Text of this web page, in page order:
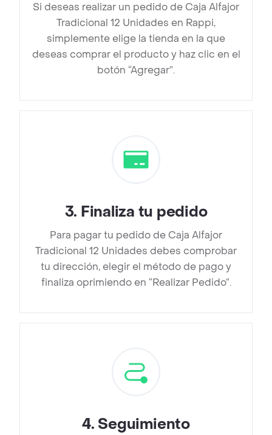
Si deseas realizar un pedido de Caja Alfajor
Tradicional 12 Unidades en Rappi,
simplemente elige la tienda en la que
deseas comprar el producto y haz clic en el
botón “Agregar”.
3. Finaliza tu pedido
Para pagar tu pedido de Caja Alfajor
Tradicional 12 Unidades debes comprobar
tu dirección, elegir el método de pago y
finaliza oprimiendo en “Realizar Pedido”.
4. Seguimiento